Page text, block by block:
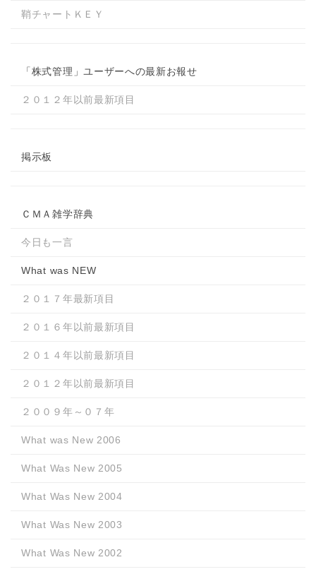
鞘チャートＫＥＹ
「株式管理」ユーザーへの最新お報せ
２０１２年以前最新項目
掲示板
ＣＭＡ雑学辞典
今日も一言
What was NEW
２０１７年最新項目
２０１６年以前最新項目
２０１４年以前最新項目
２０１２年以前最新項目
２００９年～０７年
What was New 2006
What Was New 2005
What Was New 2004
What Was New 2003
What Was New 2002